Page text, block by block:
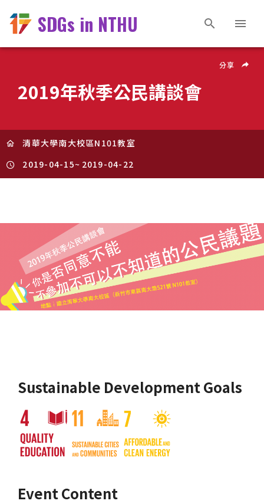
SDGs in NTHU
2019年秋季公民講談會
分享
清華大學南大校區N101教室
2019-04-15~ 2019-04-22
Sustainable Development Goals
Event Content